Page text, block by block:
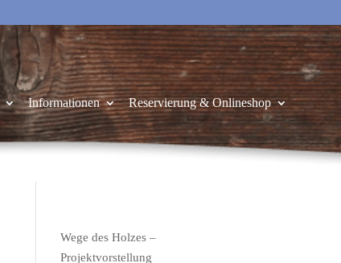
Informationen Reservierung & Onlineshop
Wege des Holzes –
Projektvorstellung